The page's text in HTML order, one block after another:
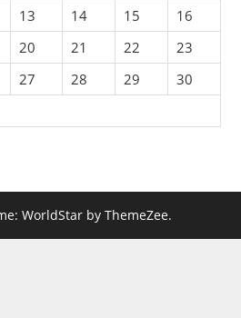
13 14 15
16
20 21 22
23
27 28 29
30
WorldStar by ThemeZee.